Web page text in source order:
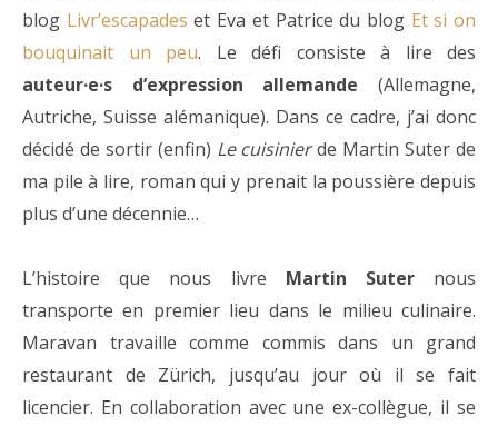
blog Livr’escapades et Eva et Patrice du blog Et si on
bouquinait un peu. Le défi consiste à lire des
auteur·e·s d’expression allemande (Allemagne,
Autriche, Suisse alémanique). Dans ce cadre, j’ai donc
décidé de sortir (enfin) Le cuisinierde Martin Suter de
ma pile à lire, roman qui y prenait la poussière depuis
plus d’une décennie…
L’histoire que nous livre Martin Suternous
transporte en premier lieu dans le milieu culinaire.
Maravan travaille comme commis dans un grand
restaurant de Zürich, jusqu’au jour où il se fait
licencier. En collaboration avec une ex-collègue, il se